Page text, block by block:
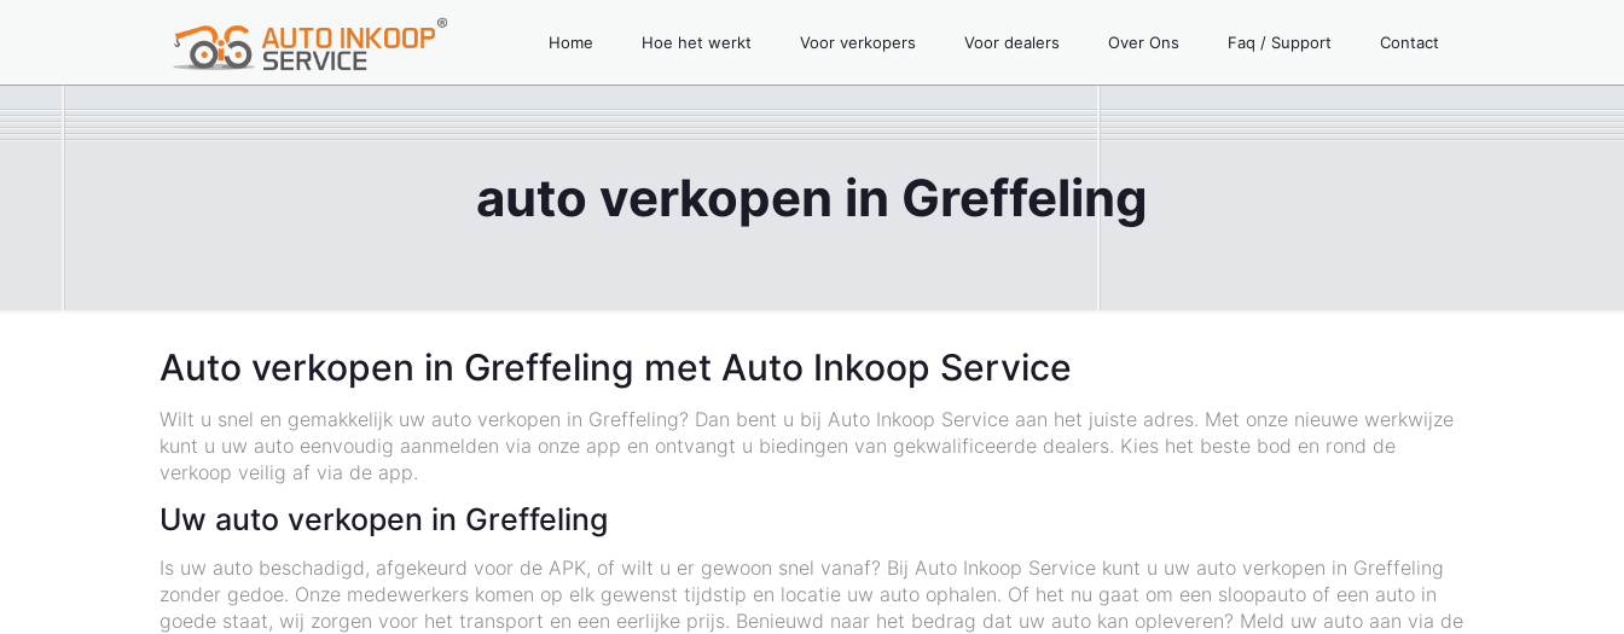
Home Hoe het werkt Voor verkopers Voor dealers Over Ons Faq / Support Contact
auto verkopen in Greffeling
Auto verkopen in Greffeling met Auto Inkoop Service
Wilt u snel en gemakkelijk uw auto verkopen in Greffeling? Dan bent u bij Auto Inkoop Service aan het juiste adres. Met onze nieuwe werkwijze
kunt u uw auto eenvoudig aanmelden via onze app en ontvangt u biedingen van gekwalificeerde dealers. Kies het beste bod en rond de
verkoop veilig af via de app.
Uw auto verkopen in Greffeling
Is uw auto beschadigd, afgekeurd voor de APK, of wilt u er gewoon snel vanaf? Bij Auto Inkoop Service kunt u uw auto verkopen in Greffeling
zonder gedoe. Onze medewerkers komen op elk gewenst tijdstip en locatie uw auto ophalen. Of het nu gaat om een sloopauto of een auto in
goede staat, wij zorgen voor het transport en een eerlijke prijs. Benieuwd naar het bedrag dat uw auto kan opleveren? Meld uw auto aan via de